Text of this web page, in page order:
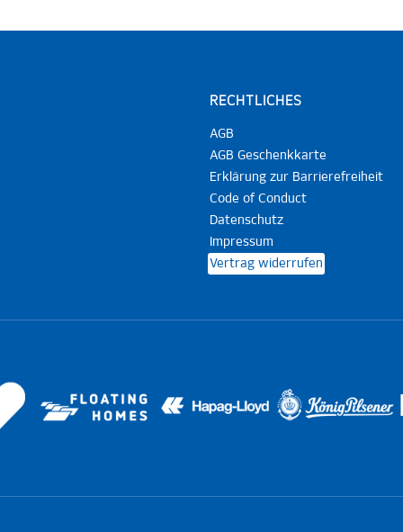
RECHTLICHES
AGB
AGB Geschenkkarte
Erklärung zur Barrierefreiheit
Code of Conduct
Datenschutz
Impressum
Vertrag widerrufen